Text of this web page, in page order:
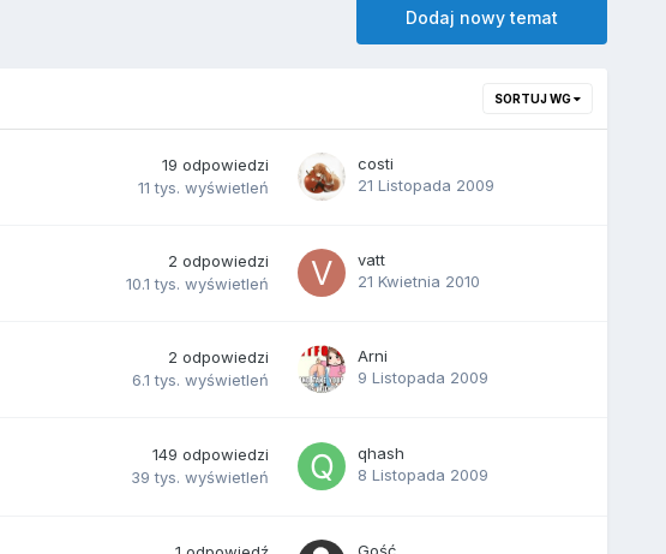
Dodaj nowy temat
SORTUJ WG
19 odpowiedzi
11 tys. wyświetleń
costi
21 Listopada 2009
2 odpowiedzi
10.1 tys. wyświetleń
vatt
21 Kwietnia 2010
2 odpowiedzi
6.1 tys. wyświetleń
Arni
9 Listopada 2009
149 odpowiedzi
39 tys. wyświetleń
qhash
8 Listopada 2009
Gość